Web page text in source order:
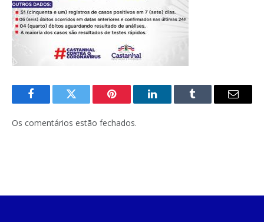
FacebookTwitter Pinterest O
Tumblr
E-
Os comentários estão fechados.